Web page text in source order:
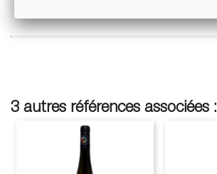
3 autres références associées :